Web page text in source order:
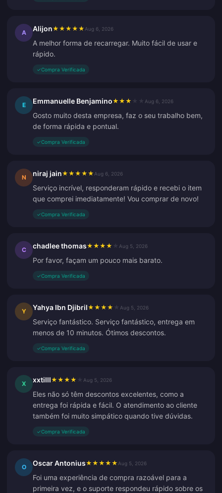
A Alijon★ ★ ★ ★ ★ Aug 6, 2026
A melhor forma de recarregar. Muito fácil de usar e
rápido.
✓Compra Verificada
E Emmanuelle Benjamino★ ★ ★ Aug 6, 2026
Gosto muito desta empresa, faz o seu trabalho bem,
de forma rápida e pontual.
✓Compra Verificada
N niraj jain★ ★ ★ ★ ★ Aug 6, 2026
Serviço incrível, responderam rápido e recebi o item
que comprei imediatamente! Vou comprar de novo!
✓Compra Verificada
C chadlee thomas★ ★ ★ ★ Aug 5, 2026
Por favor, façam um pouco mais barato.
✓Compra Verificada
Y Yahya Ibn Djibril★ ★ ★ ★ Aug 5, 2026
Serviço fantástico. Serviço fantástico, entrega em
menos de 10 minutos. Ótimos descontos.
✓Compra Verificada
X xxtilll★ ★ ★ ★ Aug 5, 2026
Eles não só têm descontos excelentes, como a
entrega foi rápida e fácil. O atendimento ao cliente
também foi muito simpático quando tive dúvidas.
✓Compra Verificada
O Oscar Antonius★ ★ ★ ★ ★ Aug 5, 2026
Foi uma experiência de compra razoável para a
primeira vez, e o suporte respondeu rápido sobre os